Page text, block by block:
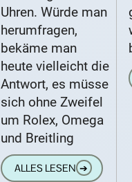
Uhren. Würde man
herumfragen,
bekäme man
heute vielleicht die
Antwort, es müsse
sich ohne Zweifel
um Rolex, Omega
und Breitling
ALLES LESEN ➔